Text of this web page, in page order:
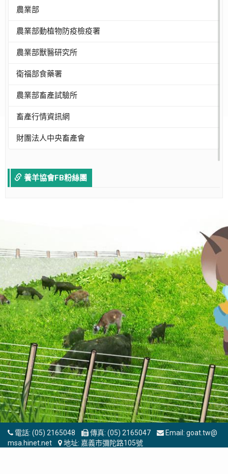
農業部
農業部動植物防疫檢疫署
農業部獸醫研究所
衛福部食藥署
農業部畜產試驗所
畜產行情資訊網
財團法人中央畜產會
養羊協會FB粉絲團
電話: (05) 2165048 傳真: (05) 2165047 Email: goat.tw@
msa.hinet.net
地址: 嘉義市彌陀路105號